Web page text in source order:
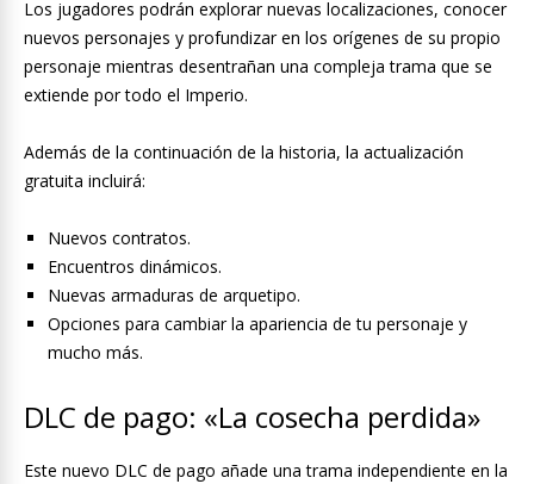
Los jugadores podrán explorar nuevas localizaciones, conocer
nuevos personajes y profundizar en los orígenes de su propio
personaje mientras desentrañan una compleja trama que se
extiende por todo el Imperio.
Además de la continuación de la historia, la actualización
gratuita incluirá:
Nuevos contratos.
Encuentros dinámicos.
Nuevas armaduras de arquetipo.
Opciones para cambiar la apariencia de tu personaje y
mucho más.
DLC de pago: «La cosecha perdida»
Este nuevo DLC de pago añade una trama independiente en la